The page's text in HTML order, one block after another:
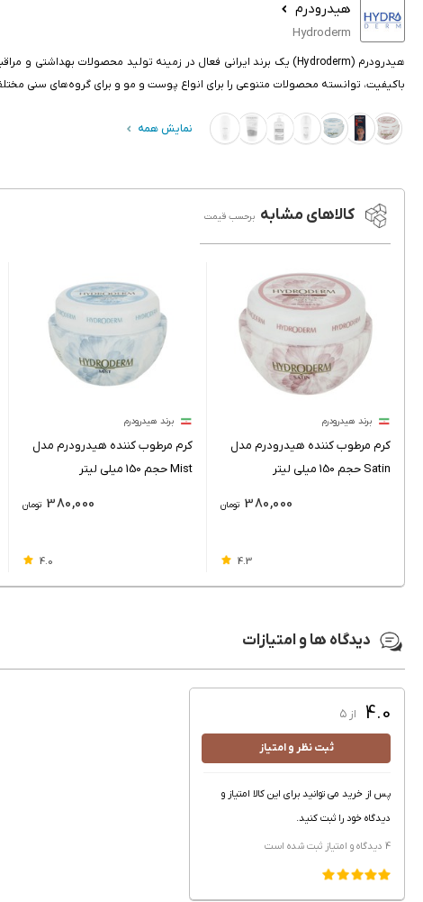
هیدرودرم
Hydroderm
باکیفیت، توانسته محصولات متنوعی را برای انواع پوست و مو و برای گروه‌های سنی
نمایش همه
کالاهای مشابه برحسب قیمت
برند هیدرودرم
کرم مرطوب کننده هیدرودرم مدل
Satin حجم 150 میلی لیتر
تومان 380,000
4.3
برند هیدرودرم
کرم مرطوب کننده هیدرودرم مدل
Mist حجم 150 میلی لیتر
تومان 380,000
4.0
دیدگاه ها و امتیازات
4.0 از ۵
4 دیدگاه و امتیاز ثبت شده است
پس از خرید می توانید برای این کالا امتیاز و
دیدگاه خود را ثبت کنید.
ثبت نظر و امتیاز